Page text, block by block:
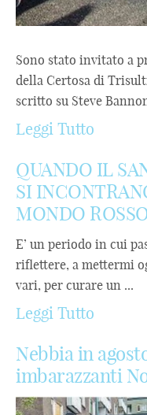
Sono stato invitato a
della Certosa di
scritto su Steve
Leggi Tutto
QUANDO IL
SI
MONDO
E’ un periodo in cui
riflettere, a mettermi
vari, per curare un ...
Leggi Tutto
Nebbia in
imbarazzanti